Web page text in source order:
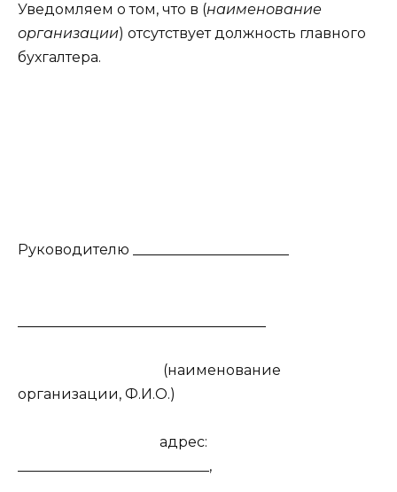
Уведомляем о том, что в (наименование
организации) отсутствует должность главного
бухгалтера.
Руководителю ______________________
(наименование
организации, Ф.И.О.)
адрес:
___________________________,